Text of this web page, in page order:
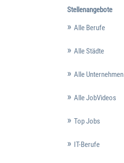
Stellenangebote
Alle Berufe
Alle Städte
Alle Unternehmen
Alle JobVideos
Top Jobs
IT-Berufe